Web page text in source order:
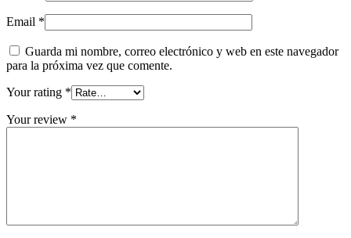
Email *
Guarda mi nombre, correo electrónico y web en este navegador
para la próxima vez que comente.
Your rating *
Your review *